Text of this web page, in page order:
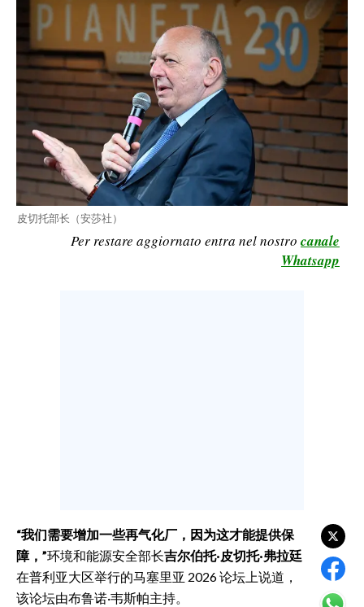
SERVIZI ALLE IMPRESE
LAVORO
BANDI
SPORT IN SARDEGNA
SPORT
RISULTATI E CLASSIFICHE
CALCIO
CALCIO REGIONALE
EVENTI
#CARAUNIONE
皮切托部长（安莎社）
Per restare aggiornato entra nel nostro canale
Whatsapp
“我们需要增加一些再气化厂，因为这才能提供保
障，”环境和能源安全部长吉尔伯托·皮切托·弗拉廷
在普利亚大区举行的马塞里亚 2026 论坛上说道，
该论坛由布鲁诺·韦斯帕主持。